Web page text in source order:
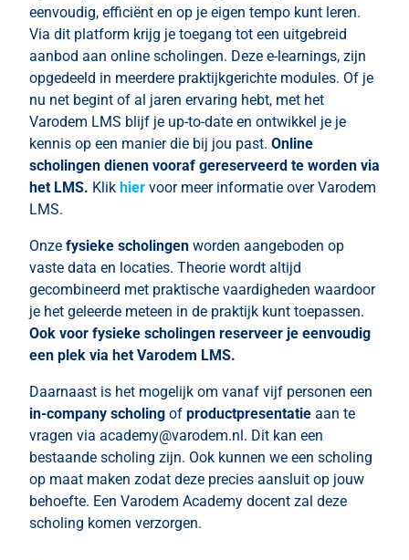
eenvoudig, efficiënt en op je eigen tempo kunt leren.
Via dit platform krijg je toegang tot een uitgebreid
aanbod aan online scholingen. Deze e-learnings, zijn
opgedeeld in meerdere praktijkgerichte modules. Of je
nu net begint of al jaren ervaring hebt, met het
Varodem LMS blijf je up-to-date en ontwikkel je je
kennis op een manier die bij jou past. Online
scholingen dienen vooraf gereserveerd te worden via
het LMS. Klik hier voor meer informatie over Varodem
LMS.
Onze fysieke scholingen worden aangeboden op
vaste data en locaties. Theorie wordt altijd
gecombineerd met praktische vaardigheden waardoor
je het geleerde meteen in de praktijk kunt toepassen.
Ook voor fysieke scholingen reserveer je eenvoudig
een plek via het Varodem LMS.
Daarnaast is het mogelijk om vanaf vijf personen een
in-company scholing of productpresentatie aan te
vragen via academy@varodem.nl. Dit kan een
bestaande scholing zijn. Ook kunnen we een scholing
op maat maken zodat deze precies aansluit op jouw
behoefte. Een Varodem Academy docent zal deze
scholing komen verzorgen.